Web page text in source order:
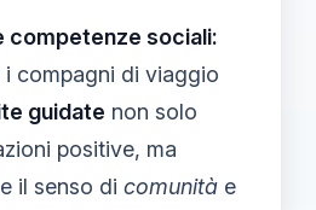
competenze sociali:
i compagni di viaggio
guidate non solo
positive, ma
il senso di comunità e